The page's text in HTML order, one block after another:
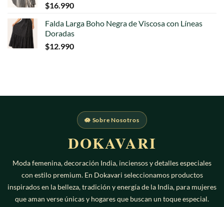
$16.990
Falda Larga Boho Negra de Viscosa con Líneas
Doradas
$12.990
🪷 Sobre Nosotros
DOKAVARI
Moda femenina, decoración India, inciensos y detalles especiales
con estilo premium. En Dokavari seleccionamos productos
inspirados en la belleza, tradición y energía de la India, para mujeres
que aman verse únicas y hogares que buscan un toque especial.